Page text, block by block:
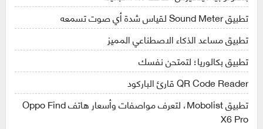
تطبيق Sound Meter لقياس شدة أي صوت تسمعه
تطبيق مساعد الذكاء الاصطناعي المميز
تطبيق بكالوريا؛ لتمتحن نفسك
QR Code Reader قارئ الباركود
تطبيق Mobolist، لتعرف مواصفات وأسعار هاتف Oppo Find
X6 Pro